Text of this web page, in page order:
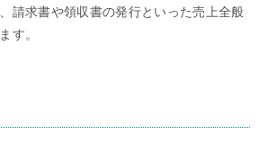
請求書や領収書の発行といった売上全般
す。